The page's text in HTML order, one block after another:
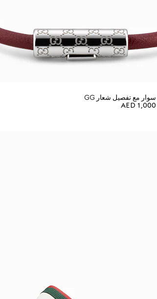
سوار مع تفصيل شعار GG
AED 1,000